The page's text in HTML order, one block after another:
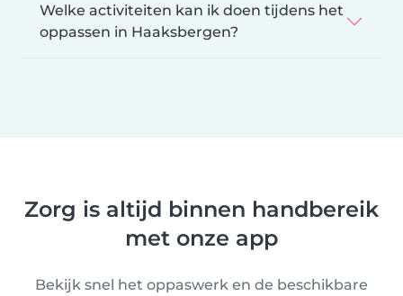
Welke activiteiten kan ik doen tijdens het
oppassen in Haaksbergen?
Zorg is altijd binnen handbereik
met onze app
Bekijk snel het oppaswerk en de beschikbare